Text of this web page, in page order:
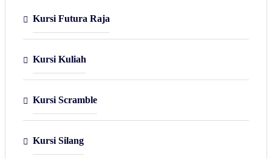
Kursi Futura Raja
Kursi Kuliah
Kursi Scramble
Kursi Silang